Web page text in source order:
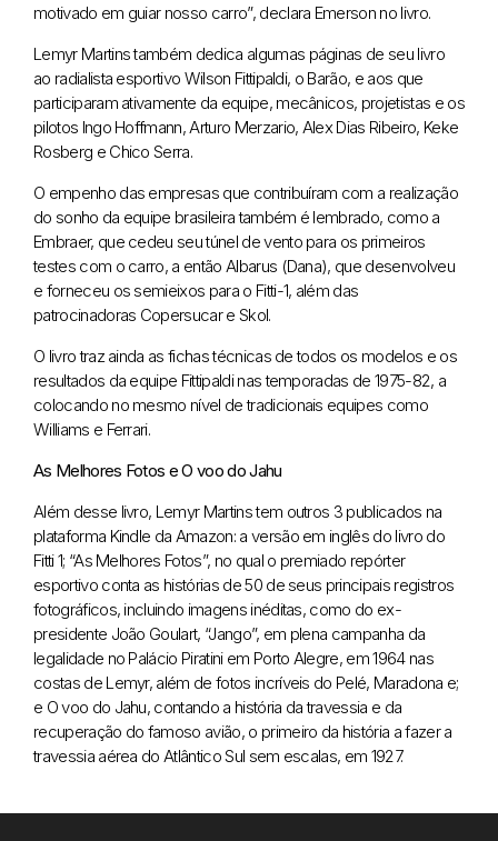
motivado em guiar nosso carro”, declara Emerson no livro.
Lemyr Martins também dedica algumas páginas de seu livro
ao radialista esportivo Wilson Fittipaldi, o Barão, e aos que
participaram ativamente da equipe, mecânicos, projetistas e os
pilotos Ingo Hoffmann, Arturo Merzario, Alex Dias Ribeiro, Keke
Rosberg e Chico Serra.
O empenho das empresas que contribuíram com a realização
do sonho da equipe brasileira também é lembrado, como a
Embraer, que cedeu seu túnel de vento para os primeiros
testes com o carro, a então Albarus (Dana), que desenvolveu
e forneceu os semieixos para o Fitti-1, além das
patrocinadoras Copersucar e Skol.
O livro traz ainda as fichas técnicas de todos os modelos e os
resultados da equipe Fittipaldi nas temporadas de 1975-82, a
colocando no mesmo nível de tradicionais equipes como
Williams e Ferrari.
As Melhores Fotos e O voo do Jahu
Além desse livro, Lemyr Martins tem outros 3 publicados na
plataforma Kindle da Amazon: a versão em inglês do livro do
Fitti 1; “As Melhores Fotos”, no qual o premiado repórter
esportivo conta as histórias de 50 de seus principais registros
fotográficos, incluindo imagens inéditas, como do ex-
presidente João Goulart, “Jango”, em plena campanha da
legalidade no Palácio Piratini em Porto Alegre, em 1964 nas
costas de Lemyr, além de fotos incríveis do Pelé, Maradona e;
e O voo do Jahu, contando a história da travessia e da
recuperação do famoso avião, o primeiro da história a fazer a
travessia aérea do Atlântico Sul sem escalas, em 1927.